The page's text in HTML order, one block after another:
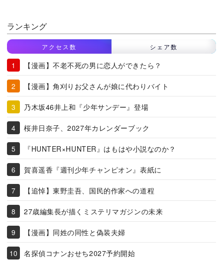
ランキング
アクセス数 シェア数
【漫画】不老不死の男に恋人ができたら？
【漫画】角刈りお父さんが娘に代わりバイト
乃木坂46井上和『少年サンデー』登場
桜井日奈子、2027年カレンダーブック
『HUNTER×HUNTER』はもはや小説なのか？
賀喜遥香『週刊少年チャンピオン』表紙に
【追悼】東野圭吾、国民的作家への道程
27歳編集長が描くミステリマガジンの未来
【漫画】同姓の同性と偽装夫婦
名探偵コナンおせち2027予約開始